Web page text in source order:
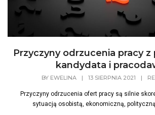
Przyczyny odrzucenia pracy
kandydata i
BY EWELINA | 13 SIERPNIA 2021 |
Przyczyny odrzucenia ofert pracy są silnie
sytuacją osobistą, ekonomiczną,